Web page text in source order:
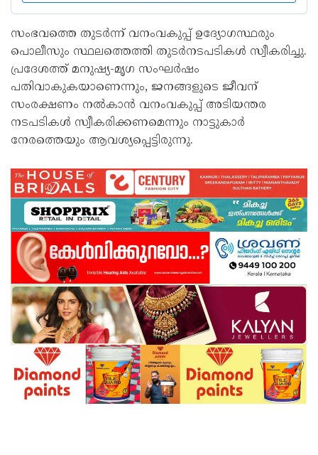
സംഭവത്തെ തുടര്‍ന്ന് വനംവകുപ്പ് ഉദ്യോഗസ്ഥരും
പൊലീസും സ്ഥലത്തെത്തി തുടര്‍നടപടികള്‍ സ്വീകരിച്ചു.
പ്രദേശത്ത് മനുഷ്യ-മൃഗ സംഘര്‍ഷം
പതിവാകുകയാണെന്നും, ജനങ്ങളുടെ ജീവന്
സംരക്ഷണം നല്‍കാന്‍ വനംവകുപ്പ് അടിയന്തര
നടപടികള്‍ സ്വീകരിക്കണമെന്നും നാട്ടുകാര്‍
നേരത്തെയും ആവശ്യപ്പെട്ടിരുന്നു.